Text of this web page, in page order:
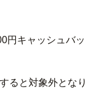
ると対象外となり